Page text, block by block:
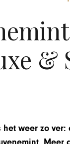
&
het weer zo